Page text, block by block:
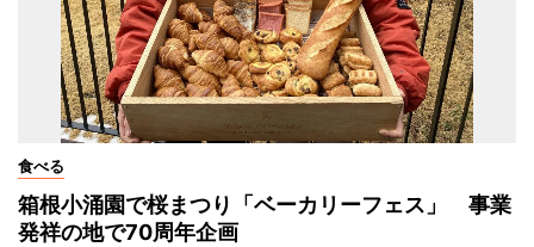
食べる
箱根小涌園で桜まつり「ベーカリーフェス」 事業
発祥の地で70周年企画